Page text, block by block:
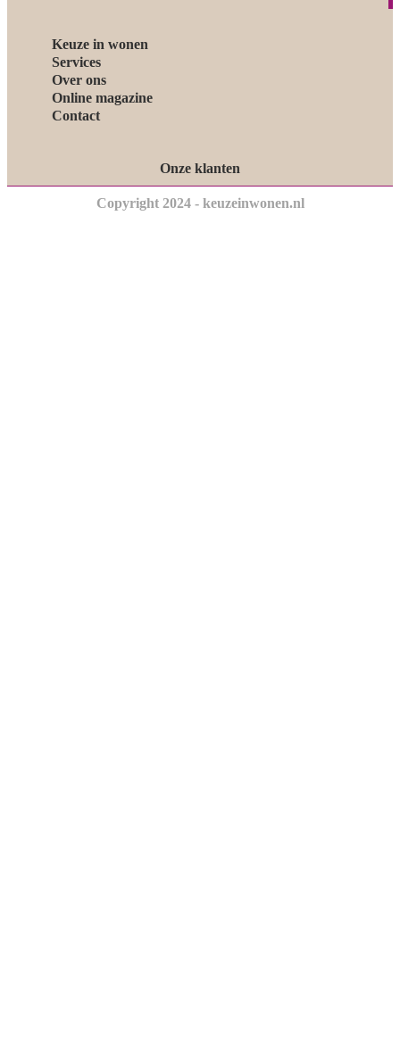
Keuze in wonen
Services
Over ons
Online magazine
Contact
Onze klanten
Copyright 2024 - keuzeinwonen.nl